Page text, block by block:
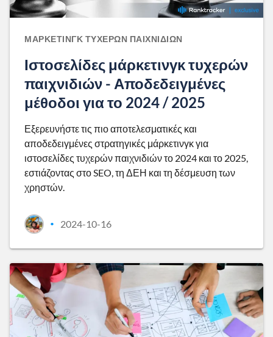
ΜΆΡΚΕΤΙΝΓΚ ΤΥΧΕΡΏΝ ΠΑΙΧΝΙΔΙΏΝ
Ιστοσελίδες μάρκετινγκ τυχερών
παιχνιδιών - Αποδεδειγμένες
μέθοδοι για το 2024 / 2025
Εξερευνήστε τις πιο αποτελεσματικές και
αποδεδειγμένες στρατηγικές μάρκετινγκ για
ιστοσελίδες τυχερών παιχνιδιών το 2024 και το 2025,
εστιάζοντας στο SEO, τη ΔΕΗ και τη δέσμευση των
χρηστών.
• 2024-10-16